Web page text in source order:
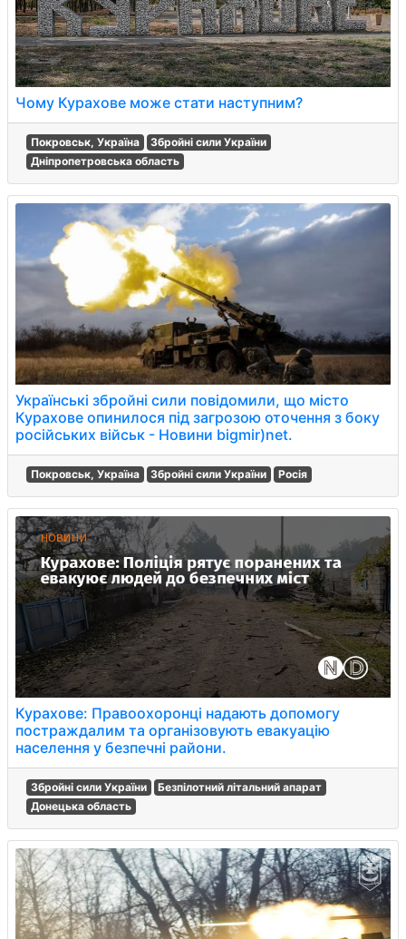
Чому Курахове може стати наступним?
Покровськ, Україна
Збройні сили України
Дніпропетровська область
Українські збройні сили повідомили, що місто
Курахове опинилося під загрозою оточення з боку
російських військ - Новини bigmir)net.
Покровськ, Україна Збройні сили України Росія
Курахове: Правоохоронці надають допомогу
постраждалим та організовують евакуацію
населення у безпечні райони.
Збройні сили України
Безпілотний літальний апарат
Донецька область